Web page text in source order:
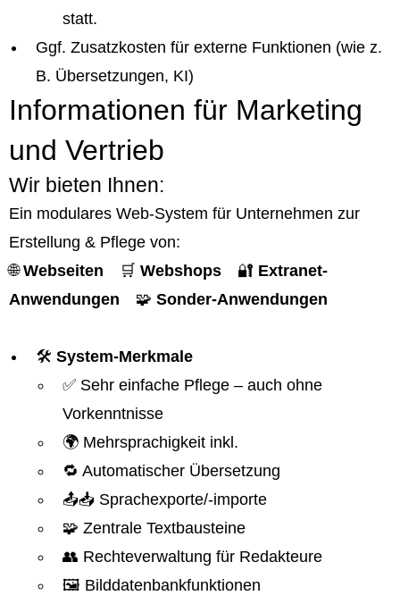
statt.
Ggf. Zusatzkosten für externe Funktionen (wie z.
B. Übersetzungen, KI)
Informationen für Marketing
und Vertrieb
Wir bieten Ihnen:
Ein modulares Web-System für Unternehmen zur
Erstellung & Pflege von:
🌐Webseiten 🛒 Webshops 🔐 Extranet-
Anwendungen 🧩 Sonder-Anwendungen
🛠️ System-Merkmale
✅ Sehr einfache Pflege – auch ohne
Vorkenntnisse
🌍 Mehrsprachigkeit inkl.
🔁 Automatischer Übersetzung
📤📥 Sprachexporte/-importe
🧩 Zentrale Textbausteine
👥 Rechteverwaltung für Redakteure
🖼️ Bilddatenbankfunktionen